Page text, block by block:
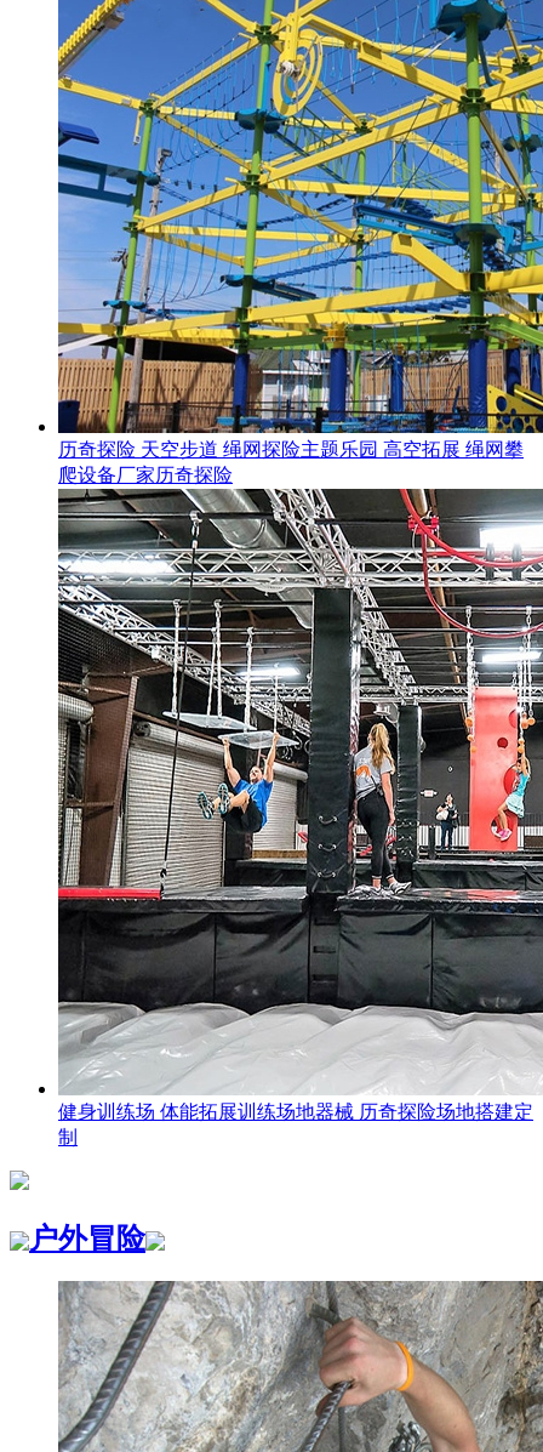
历奇探险 天空步道 绳网探险主题乐园 高空拓展 绳网攀
爬设备厂家历奇探险
健身训练场 体能拓展训练场地器械 历奇探险场地搭建定
制
户外冒险